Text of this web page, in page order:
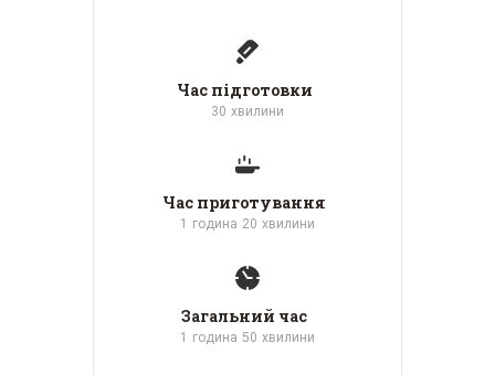
Час підготовки
30 хвилини
Час приготування
1 година 20 хвилини
Загальний час
1 година 50 хвилини